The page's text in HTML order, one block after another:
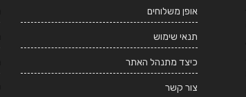
אופן משלוחים
תנאי שימוש
כיצד מתנהל האתר
צור קשר